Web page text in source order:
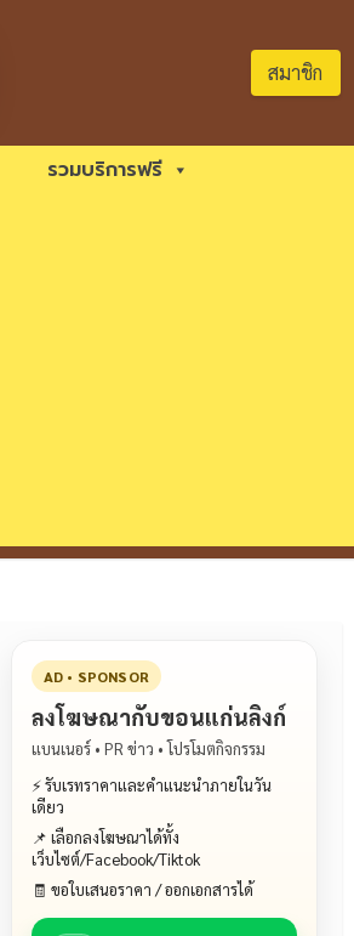
สมาชิก
รวมบริการฟรี
AD • SPONSOR
ลงโฆษณากับขอนแก่นลิงก์
แบนเนอร์ • PR ข่าว • โปรโมตกิจกรรม
⚡ รับเรทราคาและคำแนะนำภายในวัน
เดียว
📌 เลือกลงโฆษณาได้ทั้ง
เว็บไซต์/Facebook/Tiktok
🧾 ขอใบเสนอราคา / ออกเอกสารได้